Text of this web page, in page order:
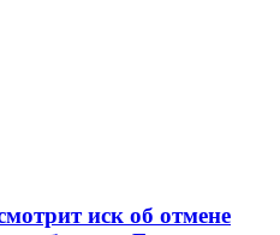
иск об отмене